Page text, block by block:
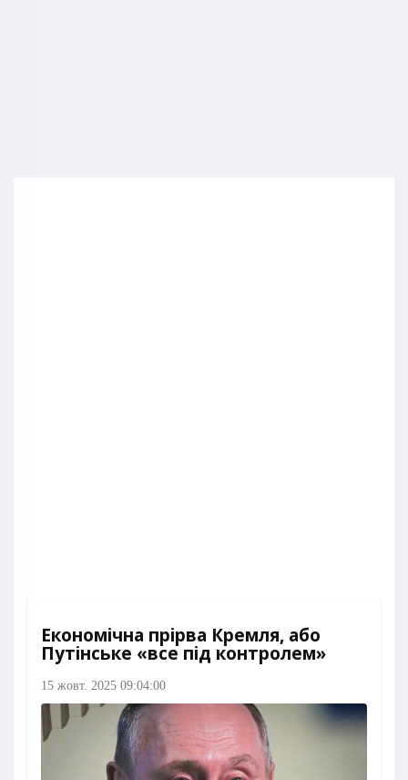
Економічна прірва Кремля, або
Путінське «все під контролем»
15 жовт. 2025 09:04:00